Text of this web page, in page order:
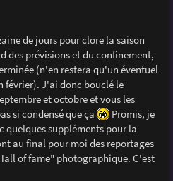
de jours pour clore la saison
des prévisions et du confinement,
(n'en restera qu'un éventuel
février). J'ai donc bouclé le
et octobre et vous les
si condensé que ça
Promis, je
quelques suppléments pour la
au final pour moi des reportages
of fame" photographique. C'est